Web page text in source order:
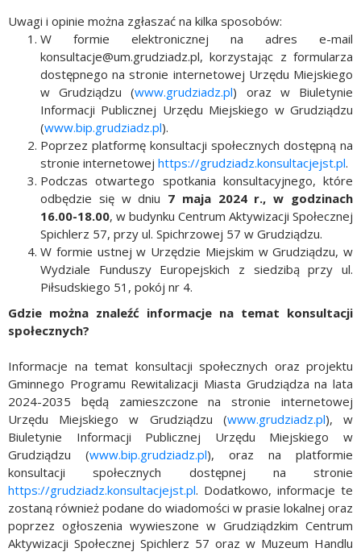
Uwagi i opinie można zgłaszać na kilka sposobów:
W formie elektronicznej na adres e-mail
konsultacje@um.grudziadz.pl, korzystając z formularza
dostępnego na stronie internetowej Urzędu Miejskiego
w Grudziądzu (www.grudziadz.pl) oraz w Biuletynie
Informacji Publicznej Urzędu Miejskiego w Grudziądzu
(www.bip.grudziadz.pl).
Poprzez platformę konsultacji społecznych dostępną na
stronie internetowej https://grudziadz.konsultacjejst.pl.
Podczas otwartego spotkania konsultacyjnego, które
odbędzie się w dniu 7 maja 2024 r., w godzinach
16.00-18.00, w budynku Centrum Aktywizacji Społecznej
Spichlerz 57, przy ul. Spichrzowej 57 w Grudziądzu.
W formie ustnej w Urzędzie Miejskim w Grudziądzu, w
Wydziale Funduszy Europejskich z siedzibą przy ul.
Piłsudskiego 51, pokój nr 4.
Gdzie można znaleźć informacje na temat konsultacji
społecznych?
Informacje na temat konsultacji społecznych oraz projektu
Gminnego Programu Rewitalizacji Miasta Grudziądza na lata
2024-2035 będą zamieszczone na stronie internetowej
Urzędu Miejskiego w Grudziądzu (www.grudziadz.pl), w
Biuletynie Informacji Publicznej Urzędu Miejskiego w
Grudziądzu (www.bip.grudziadz.pl), oraz na platformie
konsultacji społecznych dostępnej na stronie
https://grudziadz.konsultacjejst.pl. Dodatkowo, informacje te
zostaną również podane do wiadomości w prasie lokalnej oraz
poprzez ogłoszenia wywieszone w Grudziądzkim Centrum
Aktywizacji Społecznej Spichlerz 57 oraz w Muzeum Handlu